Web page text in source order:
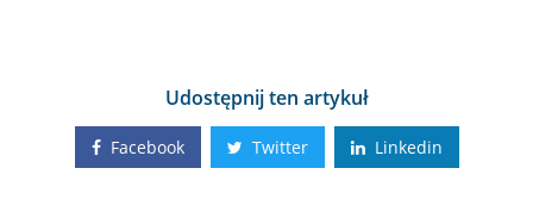
Udostępnij ten artykuł
Facebook Twitter Linkedin